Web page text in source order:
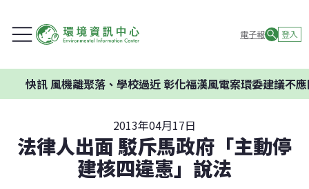
電子報 登入
機離聚落、學校過近 彰化福漢風電案環委建議不應開發
2013年04月17日
法律人出面 駁斥馬政府「主動停
建核四違憲」說法